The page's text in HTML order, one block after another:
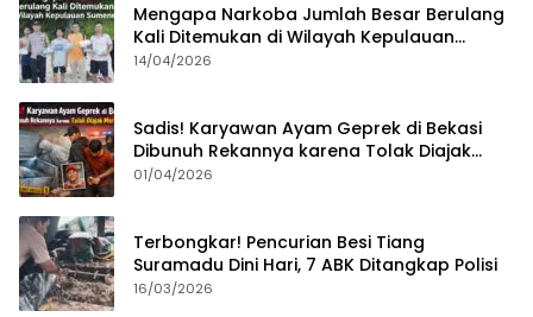
Mengapa Narkoba Jumlah Besar Berulang
Kali Ditemukan di Wilayah Kepulauan
Sumenep?
14/04/2026
Sadis! Karyawan Ayam Geprek di Bekasi
Dibunuh Rekannya karena Tolak Diajak
Merampok Majikan
01/04/2026
Terbongkar! Pencurian Besi Tiang
Suramadu Dini Hari, 7 ABK Ditangkap Polisi
16/03/2026